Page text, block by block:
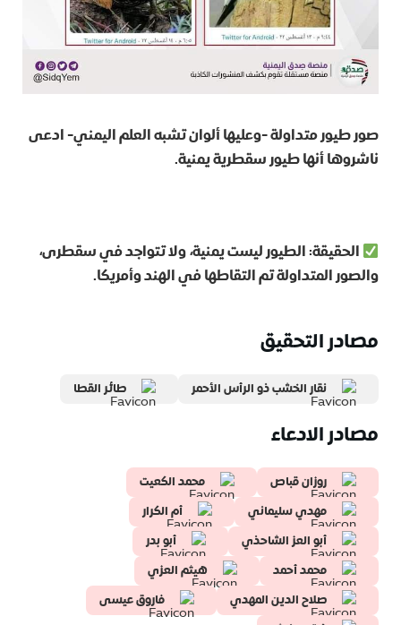
صور طيور متداولة -وعليها ألوان تشبه العلم اليمني- ادعى
ناشروها أنها طيور سقطرية يمنية.
الحقيقة: الطيور ليست يمنية، ولا تتواجد في سقطرى،
والصور المتداولة تم التقاطها في الهند وأمريكا.
مصادر التحقيق
نقار الخشب ذو الرأس الأحمر طائر القطا
مصادر الادعاء
روزان قباص
محمد الكعيت
مهدي سليماني
أم الكرار
أبو العز الشاحذي
أبو بدر
محمد أحمد
هيثم العزي
صلاح الدين المهدي
فاروق عيسى